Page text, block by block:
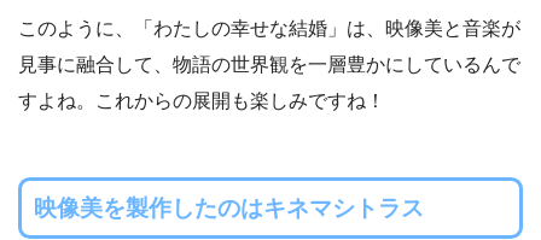
このように、「わたしの幸せな結婚」は、映像美と音楽が
見事に融合して、物語の世界観を一層豊かにしているんで
すよね。これからの展開も楽しみですね！
映像美を製作したのはキネマシトラス